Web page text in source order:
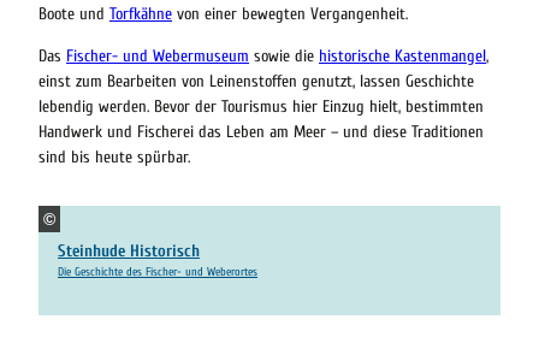
Boote und Torfkähne von einer bewegten Vergangenheit.
Das Fischer- und Webermuseum sowie die historische Kastenmangel,
einst zum Bearbeiten von Leinenstoffen genutzt, lassen Geschichte
lebendig werden. Bevor der Tourismus hier Einzug hielt, bestimmten
Handwerk und Fischerei das Leben am Meer – und diese Traditionen
sind bis heute spürbar.
©
Steinhude Historisch
Die Geschichte des Fischer- und Weberortes